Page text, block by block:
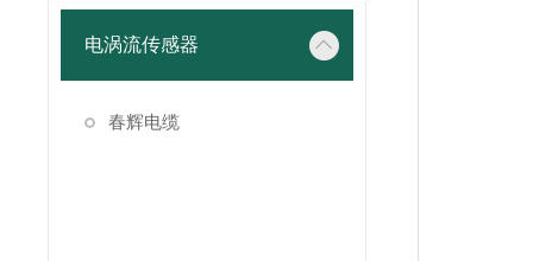
电涡流传感器
春辉电缆